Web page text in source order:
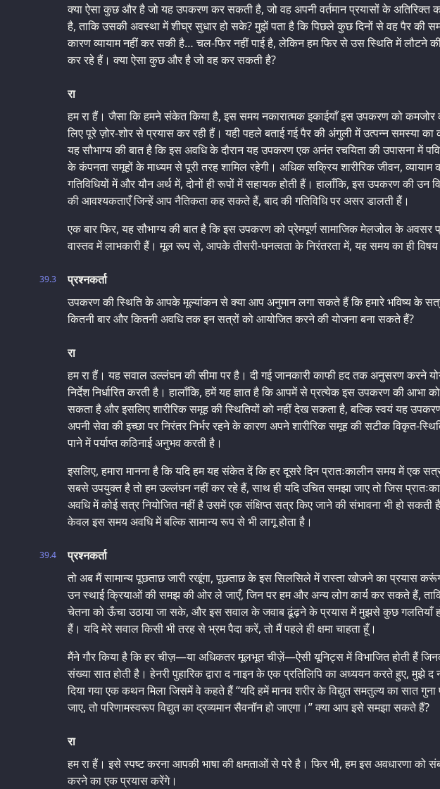
क्या ऐसा कुछ और है जो यह उपकरण कर सकती है, जो वह अपनी वर्तमान प्रयासों के अतिरिक्त
है, ताकि उसकी अवस्था में शीघ्र सुधार हो सके? मुझें पता है कि पिछले कुछ दिनों से वह पैर की
कारण व्यायाम नहीं कर सकी है… चल-फिर नहीं पाई है, लेकिन हम फिर से उस स्थिति में लौटने
कर रहे हैं। क्या ऐसा कुछ और है जो वह कर सकती है?
रा
हम रा हैं। जैसा कि हमने संकेत किया है, इस समय नकारात्मक इकाईयाँ इस उपकरण को
लिए पूरे ज़ोर-शोर से प्रयास कर रही हैं। यही पहले बताई गई पैर की अंगुली में उत्पन्न समस्या का
यह सौभाग्य की बात है कि इस अवधि के दौरान यह उपकरण एक अनंत रचयिता की उपासना में
के कंपनता समूहों के माध्यम से पूरी तरह शामिल रहेगी। अधिक सक्रिय शारीरिक जीवन, व्यायाम
गतिविधियों में और यौन अर्थ में, दोनों ही रूपों में सहायक होती हैं। हालाँकि, इस उपकरण की उन
की आवश्यकताएँ जिन्हें आप नैतिकता कह सकते हैं, बाद की गतिविधि पर असर डालती हैं।
एक बार फिर, यह सौभाग्य की बात है कि इस उपकरण को प्रेमपूर्ण सामाजिक मेलजोल के अवसर
वास्तव में लाभकारी हैं। मूल रूप से, आपके तीसरी-घनत्वता के निरंतरता में, यह समय का ही विषय
39.3
प्रश्नकर्ता
उपकरण की स्थिति के आपके मूल्यांकन से क्या आप अनुमान लगा सकते हैं कि हमारे भविष्य के
कितनी बार और कितनी अवधि तक इन सत्रों को आयोजित करने की योजना बना सकते हैं?
रा
हम रा हैं। यह सवाल उल्लंघन की सीमा पर है। दी गई जानकारी काफी हद तक अनुसरण करने
निर्देश निर्धारित करती है। हालाँकि, हमें यह ज्ञात है कि आपमें से प्रत्येक इस उपकरण की आभा
सकता है और इसलिए शारीरिक समूह की स्थितियों को नहीं देख सकता है, बल्कि स्वयं यह
अपनी सेवा की इच्छा पर निरंतर निर्भर रहने के कारण अपने शारीरिक समूह की सटीक विकृत-
पाने में पर्याप्त कठिनाई अनुभव करती है।
इसलिए, हमारा मानना है कि यदि हम यह संकेत दें कि हर दूसरे दिन प्रातःकालीन समय में एक
सबसे उपयुक्त है तो हम उल्लंघन नहीं कर रहे हैं, साथ ही यदि उचित समझा जाए तो जिस
अवधि में कोई सत्र नियोजित नहीं है उसमें एक संक्षिप्त सत्र किए जाने की संभावना भी हो सकती
केवल इस समय अवधि में बल्कि सामान्य रूप से भी लागू होता है।
39.4
प्रश्नकर्ता
तो अब मैं सामान्य पूछताछ जारी रखूंगा, पूछताछ के इस सिलसिले में रास्ता खोजने का प्रयास
उन स्थाई क्रियाओं की समझ की ओर ले जाएँ, जिन पर हम और अन्य लोग कार्य कर सकते हैं,
चेतना को ऊँचा उठाया जा सके, और इस सवाल के जवाब ढूंढ़ने के प्रयास में मुझसे कुछ गलतियाँ
हैं। यदि मेरे सवाल किसी भी तरह से भ्रम पैदा करें, तो मैं पहले ही क्षमा चाहता हूँ।
मैंने गौर किया है कि हर चीज़—या अधिकतर मूलभूत चीज़ें—ऐसी यूनिट्स में विभाजित होती हैं
संख्या सात होती है। हेनरी पुहारिक द्वारा द नाइन के एक प्रतिलिपि का अध्ययन करते हुए, मुझे द
दिया गया एक कथन मिला जिसमें वे कहते हैं “यदि हमें मानव शरीर के विद्युत समतुल्य का सात गुना
जाए, तो परिणामस्वरूप विद्युत का द्रव्यमान सैवनॉन हो जाएगा।” क्या आप इसे समझा सकते हैं?
रा
हम रा हैं। इसे स्पष्ट करना आपकी भाषा की क्षमताओं से परे है। फिर भी, हम इस अवधारणा को
करने का एक प्रयास करेंगे।